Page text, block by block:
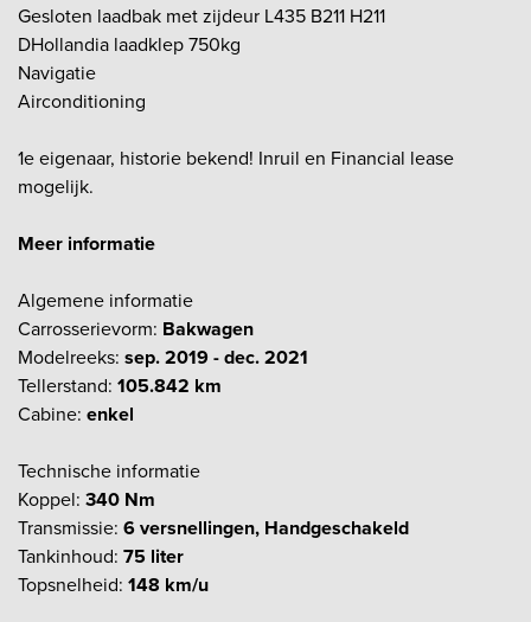
Gesloten laadbak met zijdeur L435 B211 H211
DHollandia laadklep 750kg
Navigatie
Airconditioning
1e eigenaar, historie bekend! Inruil en Financial lease
mogelijk.
Meer informatie
Algemene informatie
Carrosserievorm: Bakwagen
Modelreeks: sep. 2019 - dec. 2021
Tellerstand: 105.842 km
Cabine: enkel
Technische informatie
Koppel: 340 Nm
Transmissie: 6 versnellingen, Handgeschakeld
Tankinhoud: 75 liter
Topsnelheid: 148 km/u